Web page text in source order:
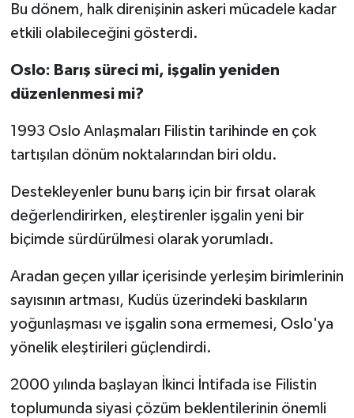
Bu dönem, halk direnişinin askeri mücadele kadar
etkili olabileceğini gösterdi.
Oslo: Barış süreci mi, işgalin yeniden
düzenlenmesi mi?
1993 Oslo Anlaşmaları Filistin tarihinde en çok
tartışılan dönüm noktalarından biri oldu.
Destekleyenler bunu barış için bir fırsat olarak
değerlendirirken, eleştirenler işgalin yeni bir
biçimde sürdürülmesi olarak yorumladı.
Aradan geçen yıllar içerisinde yerleşim birimlerinin
sayısının artması, Kudüs üzerindeki baskıların
yoğunlaşması ve işgalin sona ermemesi, Oslo'ya
yönelik eleştirileri güçlendirdi.
2000 yılında başlayan İkinci İntifada ise Filistin
toplumunda siyasi çözüm beklentilerinin önemli